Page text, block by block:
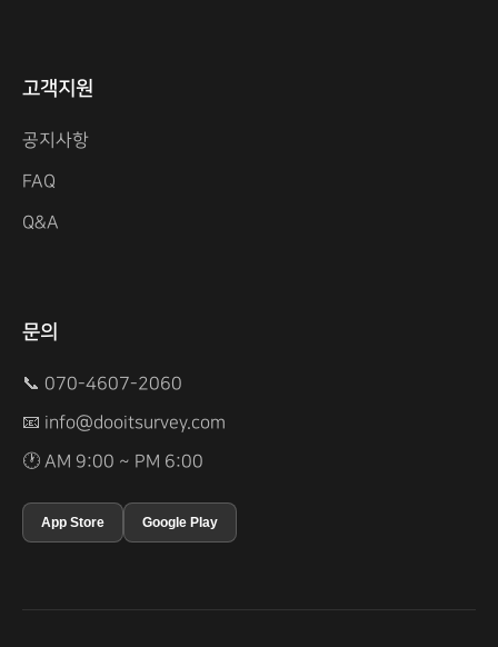
고객지원
공지사항
FAQ
Q&A
문의
📞 070-4607-2060
📧 info@dooitsurvey.com
🕐 AM 9:00 ~ PM 6:00
App Store Google Play